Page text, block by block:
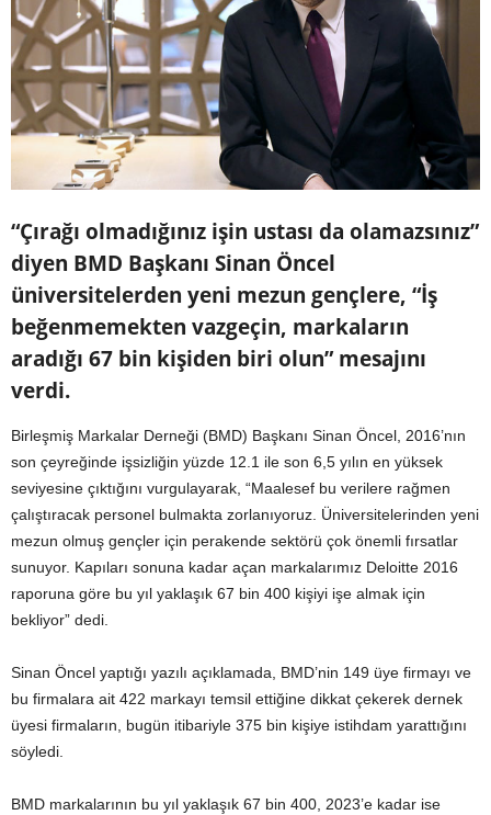
“Çırağı olmadığınız işin ustası da olamazsınız”
diyen BMD Başkanı Sinan Öncel
üniversitelerden yeni mezun gençlere, “İş
beğenmemekten vazgeçin, markaların
aradığı 67 bin kişiden biri olun” mesajını
verdi.
Birleşmiş Markalar Derneği (BMD) Başkanı Sinan Öncel, 2016’nın
son çeyreğinde işsizliğin yüzde 12.1 ile son 6,5 yılın en yüksek
seviyesine çıktığını vurgulayarak, “Maalesef bu verilere rağmen
çalıştıracak personel bulmakta zorlanıyoruz. Üniversitelerinden yeni
mezun olmuş gençler için perakende sektörü çok önemli fırsatlar
sunuyor. Kapıları sonuna kadar açan markalarımız Deloitte 2016
raporuna göre bu yıl yaklaşık 67 bin 400 kişiyi işe almak için
bekliyor” dedi.
Sinan Öncel yaptığı yazılı açıklamada, BMD’nin 149 üye firmayı ve
bu firmalara ait 422 markayı temsil ettiğine dikkat çekerek dernek
üyesi firmaların, bugün itibariyle 375 bin kişiye istihdam yarattığını
söyledi.
BMD markalarının bu yıl yaklaşık 67 bin 400, 2023’e kadar ise